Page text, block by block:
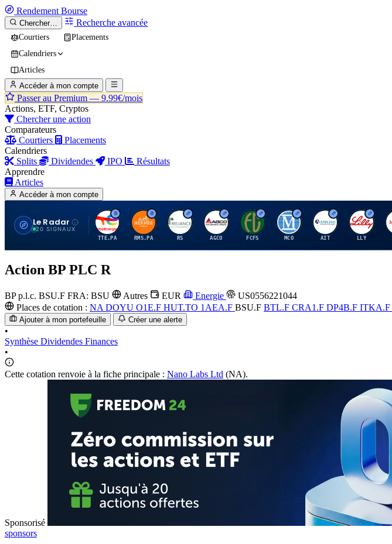
Rendement Bourse
Chercher… Recherche avancée
Courtiers
Placements
Calendriers
Articles
Accéder à mon compte
Passer au Premium — 9.99€/mois
Actions, ETF, Cryptos
Chercher une action
Comparateurs
Courtiers
Placements
Calendriers
Splits
Dividendes IPO
Résultats
Apprendre
Articles
Accéder à mon compte
Le Radar
20 SIGNAUX
T
TTE.PA
H
RMS.PA
R
RS
A
AGCO
F
FCFS
M
MCO
A
AIT
E
LLY
Action BP PLC R
BP p.l.c. BSU.F FRA: BSU Autres EUR Energie
US0556221044
Places de cotation : NA DOYU O1E.F HUT.TO 1AEA.F BSU.F BTL.F CRA1.F DP4B.F ITKA.F
Ajouter à mon portefeuille Créer une alerte
•
Synthèse Dividendes Finances
•
Cette cotation renvoie à la fiche principale : Nano Labs Ltd (NA).
Sponsorisé
sponsors